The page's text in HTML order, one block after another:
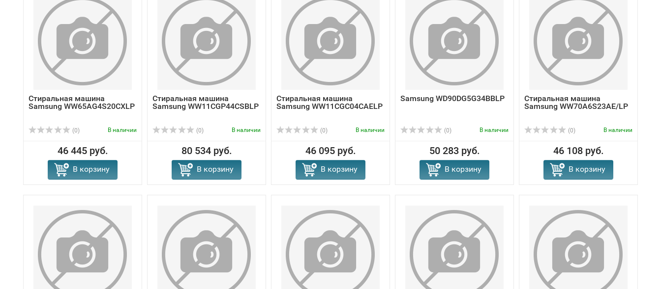
Стиральная машина
Samsung WW65AG4S20CXLP
(0) В наличии
46 445 руб.
В корзину
Стиральная машина
Samsung WW11CGP44CSBLP
(0) В наличии
80 534 руб.
В корзину
Стиральная машина
Samsung WW11CGC04CAELP
(0) В наличии
46 095 руб.
В корзину
Samsung WD90DG5G34BBLP
(0) В наличии
50 283 руб.
В корзину
Стиральная машина
Samsung WW70A6S23AE/LP
(0) В наличии
46 108 руб.
В корзину